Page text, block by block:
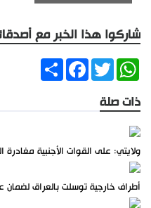
شاركوا هذا الخبر مع
ShareFacebookTwitter
WhatsApp
ذات صلة
ولايتي: على القوات الأجنبية مغادرة
أطراف خارجية توسلت بالعراق لضمان